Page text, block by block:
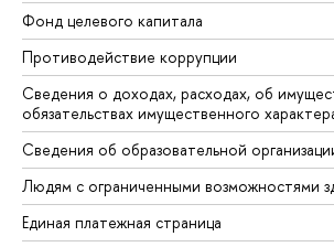
Фонд целевого капитала
Противодействие коррупции
Сведения о доходах, расходах, об
обязательствах имущественного
Сведения об образовательной
Людям с ограниченными возможностями
Единая платежная страница